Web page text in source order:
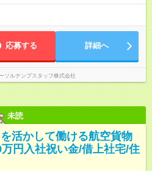
応募する 詳細へ
ソルテンプスタッフ株式会社
未読
活かして働ける航空貨物
円入社祝い金/借上社宅/住